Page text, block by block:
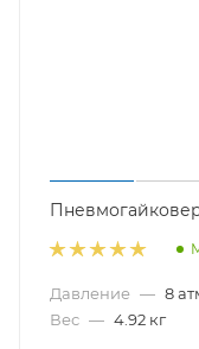
Давление — 8
Вес — 4.92 кг